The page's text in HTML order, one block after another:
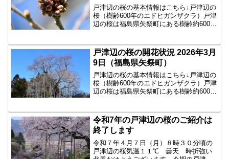
戸津辺の桜の基本情報はこちら↓戸津辺の
桜（樹齢600年のエドヒガンザクラ）戸津
辺の桜は福島県矢祭町にある樹齢約600年
年3月11日の戸津辺の桜の様子2026年3月
1...
戸津辺の桜の開花状況 2026年3月
9日（福島県矢祭町）
戸津辺の桜の基本情報はこちら↓戸津辺の
桜（樹齢600年のエドヒガンザクラ）戸津
辺の桜は福島県矢祭町にある樹齢約600年
年3月9日の戸津辺の桜の様子今年も戸津
辺の桜の...
令和7年の戸津辺の桜のご紹介は
終了します
令和７年４月７日（月）８時３０分頃の
戸津辺の桜気温１１℃ 曇天 時折強い